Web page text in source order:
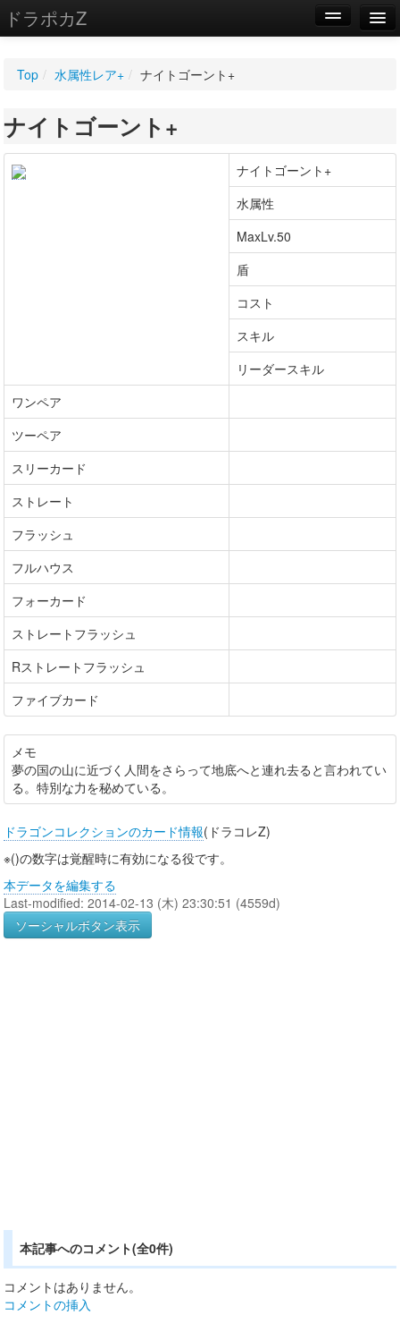
ドラポカZ
WIKI
設定
Top / 水属性レア+ / ナイトゴーント+
ナイトゴーント+
ナイトゴーント+
水属性
MaxLv.50
盾
コスト
スキル
リーダースキル
ワンペア
ツーペア
スリーカード
ストレート
フラッシュ
フルハウス
フォーカード
ストレートフラッシュ
Rストレートフラッシュ
ファイブカード
メモ
夢の国の山に近づく人間をさらって地底へと連れ去ると言われてい
る。特別な力を秘めている。
ドラゴンコレクションのカード情報(ドラコレZ)
※()の数字は覚醒時に有効になる役です。
本データを編集する
Last-modified: 2014-02-13 (木) 23:30:51 (4559d)
ソーシャルボタン表示
本記事へのコメント(全0件)
コメントはありません。
コメントの挿入